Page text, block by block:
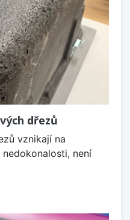
dřezů
vznikají na
není